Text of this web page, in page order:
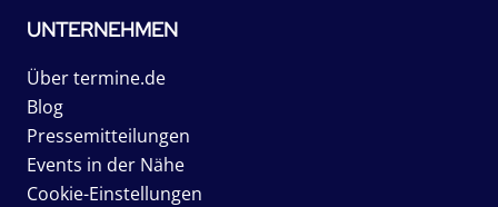
UNTERNEHMEN
Über termine.de
Blog
Pressemitteilungen
Events in der Nähe
Cookie-Einstellungen